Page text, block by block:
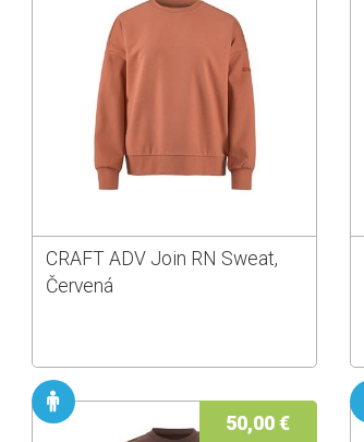
CRAFT ADV Join RN Sweat,
Červená
50,00 €